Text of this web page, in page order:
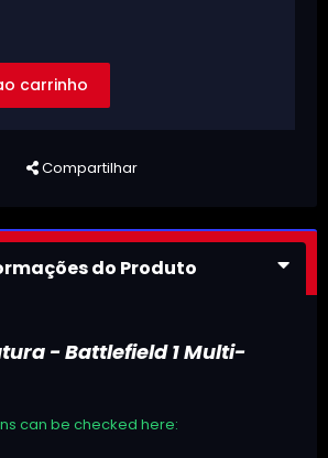
carrinho
Compartilhar
do Produto
- Battlefield 1 Multi-
can be checked here: